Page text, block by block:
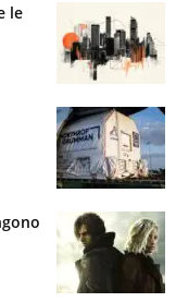
le